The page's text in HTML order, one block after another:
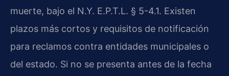
muerte, bajo el N.Y. E.P.T.L. § 5-4.1. Existen
plazos más cortos y requisitos de notificación
para reclamos contra entidades municipales o
del estado. Si no se presenta antes de la fecha